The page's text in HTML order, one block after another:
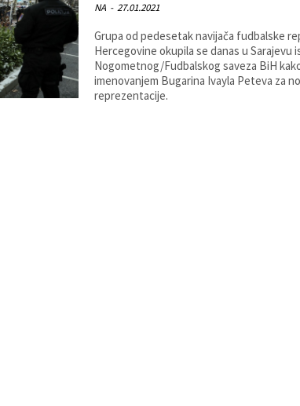
NA - 27.01.2021
Grupa od pedesetak navijača fudbalske
Hercegovine okupila se danas u Sarajevu
Nogometnog/Fudbalskog saveza BiH
imenovanjem Bugarina Ivayla Peteva za
reprezentacije.